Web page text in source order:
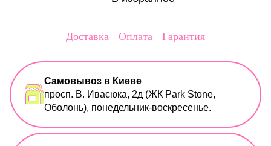
Доставка Оплата Гарантия
Самовывоз в Киеве
просп. В. Ивасюка, 2д (ЖК Park Stone,
Оболонь), понедельник-воскресенье.